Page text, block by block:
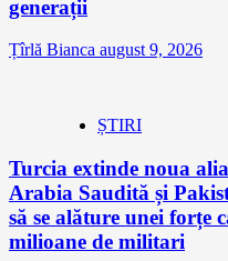
generații
Țîrlă Bianca august 9, 2026
ȘTIRI
Turcia extinde noua
Arabia Saudită și
să se alăture unei forțe
milioane de militari